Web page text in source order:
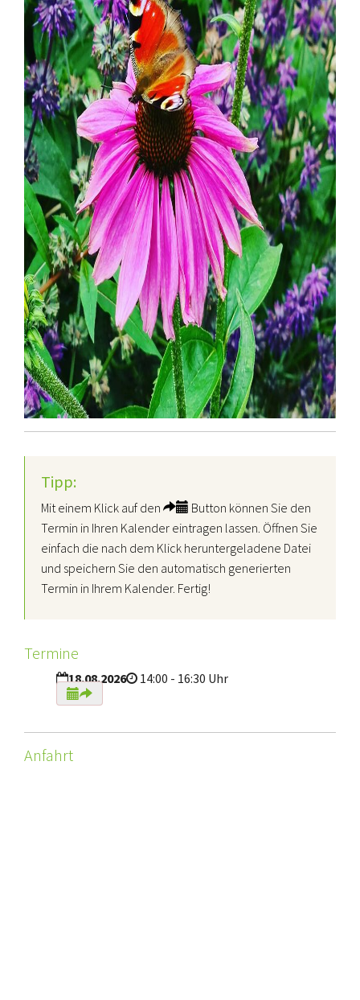
Tipp:
Mit einem Klick auf den
Button können Sie den
Termin in Ihren Kalender eintragen lassen. Öffnen Sie
einfach die nach dem Klick heruntergeladene Datei
und speichern Sie den automatisch generierten
Termin in Ihrem Kalender. Fertig!
Termine
18.08.2026 14:00 - 16:30 Uhr
Anfahrt